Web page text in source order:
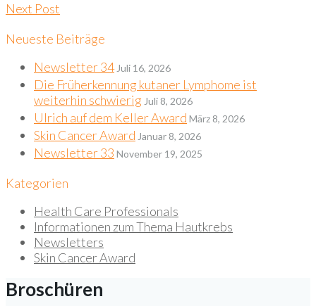
Next Post
Neueste Beiträge
Newsletter 34 Juli 16, 2026
Die Früherkennung kutaner Lymphome ist
weiterhin schwierig Juli 8, 2026
Ulrich auf dem Keller Award März 8, 2026
Skin Cancer Award Januar 8, 2026
Newsletter 33 November 19, 2025
Kategorien
Health Care Professionals
Informationen zum Thema Hautkrebs
Newsletters
Skin Cancer Award
Broschüren